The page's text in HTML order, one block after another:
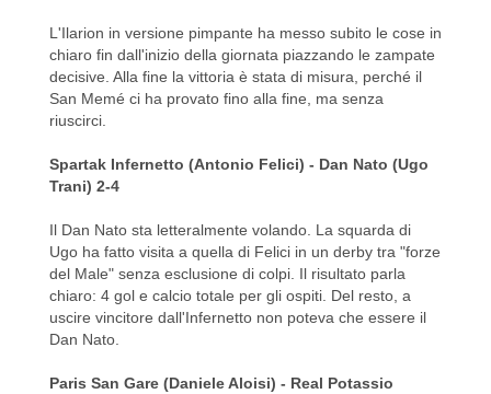
L'Ilarion in versione pimpante ha messo subito le cose in
chiaro fin dall'inizio della giornata piazzando le zampate
decisive. Alla fine la vittoria è stata di misura, perché il
San Memé ci ha provato fino alla fine, ma senza
riuscirci.
Spartak Infernetto (Antonio Felici) - Dan Nato (Ugo
Trani) 2-4
Il Dan Nato sta letteralmente volando. La squarda di
Ugo ha fatto visita a quella di Felici in un derby tra "forze
del Male" senza esclusione di colpi. Il risultato parla
chiaro: 4 gol e calcio totale per gli ospiti. Del resto, a
uscire vincitore dall'Infernetto non poteva che essere il
Dan Nato.
Paris San Gare (Daniele Aloisi) - Real Potassio